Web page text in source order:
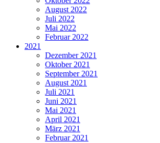
August 2022
Juli 2022
Mai 2022
Februar 2022
2021
Dezember 2021
Oktober 2021
September 2021
August 2021
Juli 2021
Juni 2021
Mai 2021
April 2021
März 2021
Februar 2021